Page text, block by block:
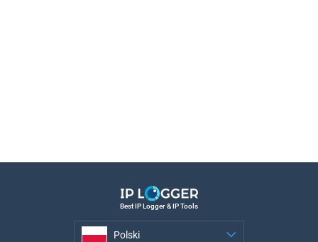
Best IP Logger & IP Tools
Polski